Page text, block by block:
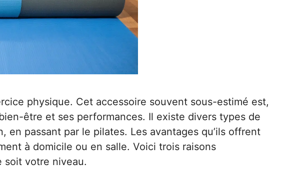
physique. Cet accessoire souvent sous-estimé est,
être et ses performances. Il existe divers types de
passant par le pilates. Les avantages qu’ils offrent
à domicile ou en salle. Voici trois raisons
soit votre niveau.